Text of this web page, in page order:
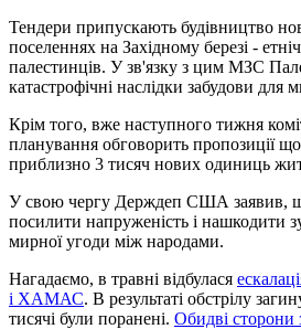
Тендери припускають будівництво
поселеннях на Західному березі -
палестинців. У зв'язку з цим МЗС
катастрофічні наслідки забудови для
Крім того, вже наступного тижня
планування обговорить пропозиції
приблизно 3 тисяч нових одиниць
У свою чергу Держдеп США заявив,
посилити напруженість і нашкодити
мирної угоди між народами.
Нагадаємо, в травні відбулася
і ХАМАС. В результаті обстрілу
тисячі були поранені. Обидві сторони